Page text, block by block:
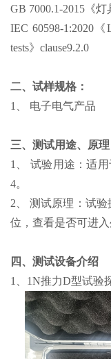
GB 7000.1-2015《
IEC 60598-1:2020《
tests》clause9.2.0
二、试样规格：
1、 电子电气产品
三、测试用途、原理
1、 试验用途：适
4。
2、 测试原理：试
位，查看是否可进入
四、测试设备介绍
1、1N推力D型试验